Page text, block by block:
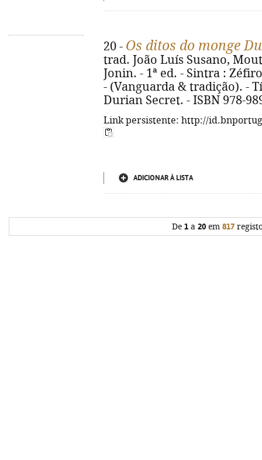
20 - Os ditos do monge
trad. João Luís Susano,
Jonin. - 1ª ed. - Sintra :
- (Vanguarda & tradição). -
Durian Secret. - ISBN 978-
Link persistente: http://
ADICIONAR À LISTA
De 1 a 20 em 817